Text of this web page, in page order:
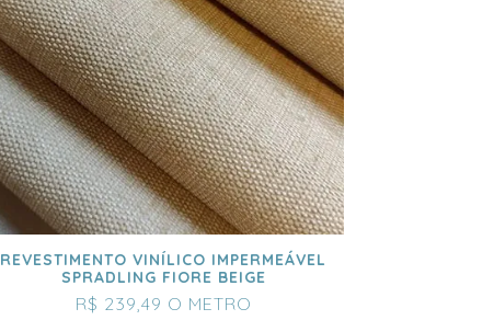
REVESTIMENTO VINÍLICO IMPERMEÁVEL
SPRADLING FIORE BEIGE
R$ 239,49 O METRO